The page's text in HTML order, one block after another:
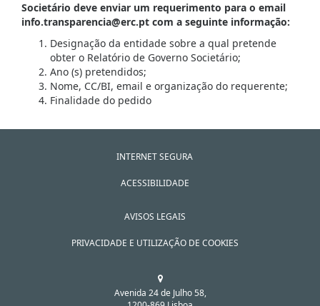
Societário deve enviar um requerimento para o email
info.transparencia@erc.pt com a seguinte informação:
Designação da entidade sobre a qual pretende
obter o Relatório de Governo Societário;
Ano (s) pretendidos;
Nome, CC/BI, email e organização do requerente;
Finalidade do pedido
INTERNET SEGURA
ACESSIBILIDADE
AVISOS LEGAIS
PRIVACIDADE E UTILIZAÇÃO DE COOKIES
Avenida 24 de Julho 58,